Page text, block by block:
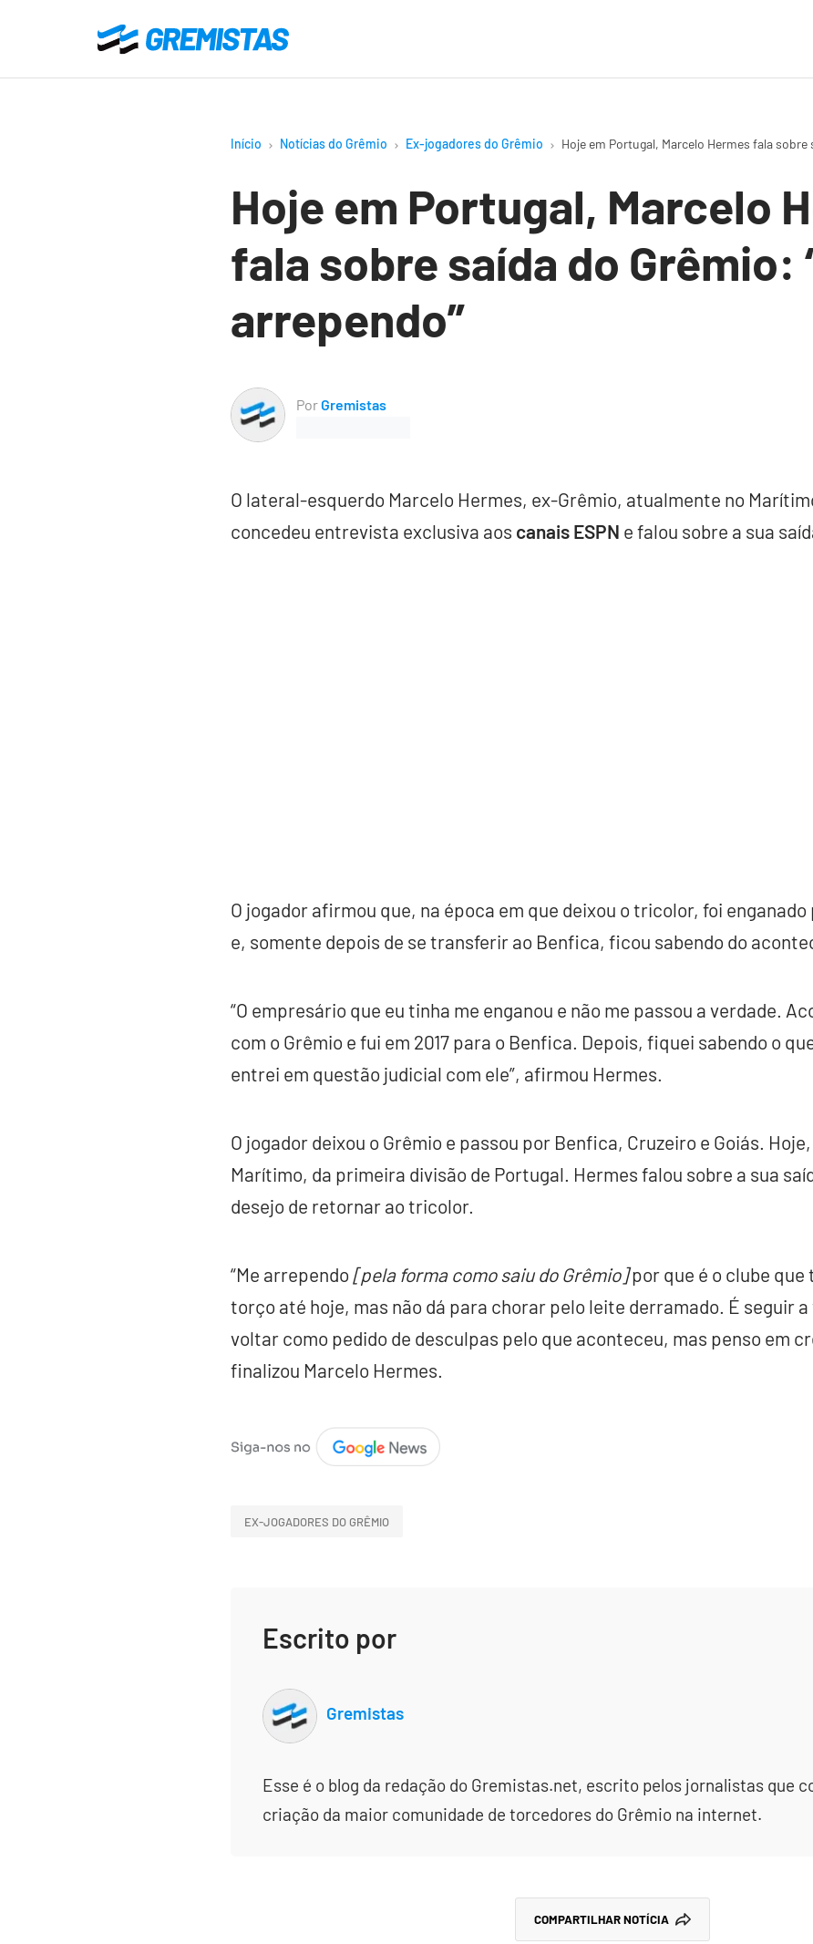
o
Gremistas
Início Notícias do Grêmio Ex-jogadores do Grêmio Hoje em Portugal, Marcelo Hermes fala sobre
Hoje em Portugal, Marcelo
fala sobre saída do Grêmio:
arrependo”
PorGremistas
O lateral-esquerdo Marcelo Hermes, ex-Grêmio, atualmente no
concedeu entrevista exclusiva aos canais ESPN e falou sobre a sua
O jogador afirmou que, na época em que deixou o tricolor, foi
e, somente depois de se transferir ao Benfica, ficou sabendo do
“O empresário que eu tinha me enganou e não me passou a verdade.
com o Grêmio e fui em 2017 para o Benfica. Depois, fiquei sabendo o
entrei em questão judicial com ele”, afirmou Hermes.
O jogador deixou o Grêmio e passou por Benfica, Cruzeiro e Goiás.
Marítimo, da primeira divisão de Portugal. Hermes falou sobre a sua
desejo de retornar ao tricolor.
“Me arrependo [pela forma como saiu do Grêmio]por que é o clube que
torço até hoje, mas não dá para chorar pelo leite derramado. É seguir a
voltar como pedido de desculpas pelo que aconteceu, mas penso em
finalizou Marcelo Hermes.
EX-JOGADORES DO GRÊMIO
Escrito por
Gremistas
Esse é o blog da redação do Gremistas.net, escrito pelos jornalistas que
criação da maior comunidade de torcedores do Grêmio na internet.
COMPARTILHAR NOTÍCIA